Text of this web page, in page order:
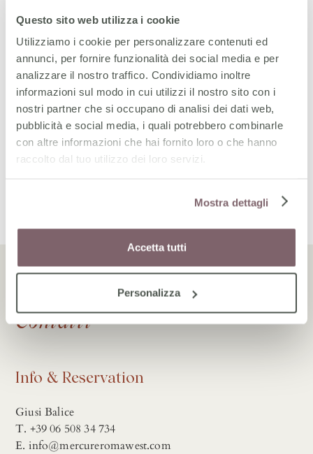
Questo sito web utilizza i cookie
Utilizziamo i cookie per personalizzare contenuti ed
annunci, per fornire funzionalità dei social media e per
analizzare il nostro traffico. Condividiamo inoltre
informazioni sul modo in cui utilizzi il nostro sito con i
nostri partner che si occupano di analisi dei dati web,
pubblicità e social media, i quali potrebbero combinarle
con altre informazioni che hai fornito loro o che hanno
raccolto dal tuo utilizzo dei loro servizi.
Mostra dettagli
Accetta tutti
Personalizza
Camere e suite dotate di ogni comfort,
costruite per essere sempre funzionali ed
accoglienti. Inoltre, Junior Suite e Suite
pensate per chi non desidera rinunciare a
spazi privati ed un comfort extra.
Un centro
mq di
nei pressi
minuti dal
business
Contatti
Info & Reservation
Giusi Balice
T. +39 06 508 34 734
E. info@mercureromawest.com